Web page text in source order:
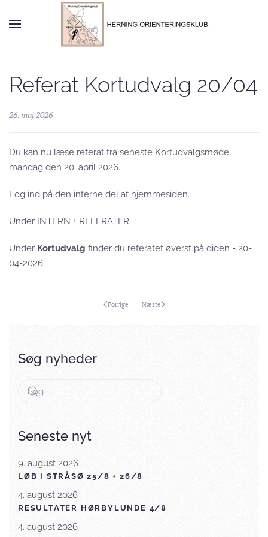
Skip to main content
Referat Kortudvalg 20/04
26. maj 2026
Du kan nu læse referat fra seneste Kortudvalgsmøde
mandag den 20. april 2026.
Log ind på den interne del af hjemmesiden.
Under INTERN + REFERATER
Under Kortudvalg finder du referatet øverst på diden - 20-
04-2026
Forrige Næste
Søg nyheder
Seneste nyt
9. august 2026
LØB I STRÅSØ 25/8 + 26/8
4. august 2026
RESULTATER HØRBYLUNDE 4/8
4. august 2026